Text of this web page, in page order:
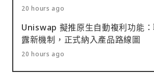
20 hours ago
Uniswap 擬推原生自動複利功能
露新機制，正式納入產品路線圖
20 hours ago